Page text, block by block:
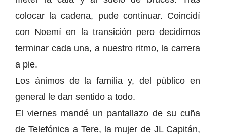
colocar la cadena, pude continuar. Coincidí
con Noemí en la transición pero decidimos
terminar cada una, a nuestro ritmo, la carrera
a pie.
Los ánimos de la familia y, del público en
general le dan sentido a todo.
El viernes mandé un pantallazo de su cuña
de Telefónica a Tere, la mujer de JL Capitán,